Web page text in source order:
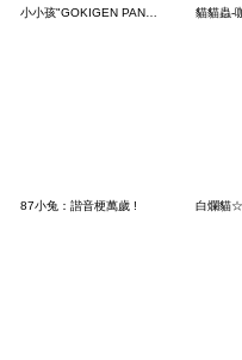
小小孩"GOKIGEN PANDA" 台灣版 貓貓蟲-
87小兔：諧音梗萬歲 ! 白爛貓